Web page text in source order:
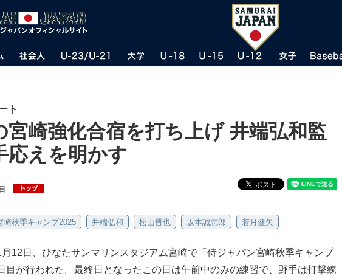
ト
宮崎強化合宿を打ち上げ 井端弘和監
応えを明かす
崎秋季キャンプ2025 井端弘和 松山晋也 坂本誠志郎 若月健矢
12日、ひなたサンマリンスタジアム宮崎で「侍ジャパン宮崎秋季キャンプ
目が行われた。最終日となったこの日は午前中のみの練習で、野手は打撃練